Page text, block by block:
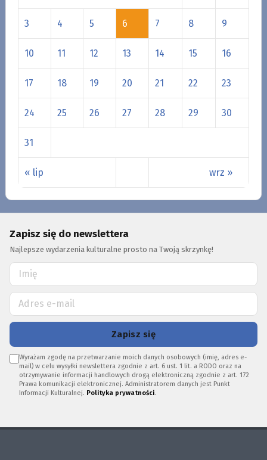
« lip wrz »
3 4 5 6 7 8 9
10 11 12 13 14 15 16
17 18 19 20 21 22 23
24 25 26 27 28 29 30
31
Zapisz się do newslettera
Najlepsze wydarzenia kulturalne prosto na Twoją skrzynkę!
Zapisz się
Wyrażam zgodę na przetwarzanie moich danych osobowych (imię, adres e-
mail) w celu wysyłki newslettera zgodnie z art. 6 ust. 1 lit. a RODO oraz na
otrzymywanie informacji handlowych drogą elektroniczną zgodnie z art. 172
Prawa komunikacji elektronicznej. Administratorem danych jest Punkt
Informacji Kulturalnej. Polityka prywatności.